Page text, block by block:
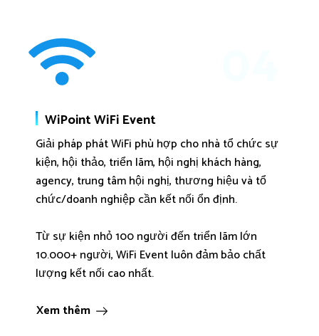
WiPoint WiFi Event
Giải pháp phát WiFi phù hợp cho nhà tổ chức sự
kiện, hội thảo, triển lãm, hội nghị khách hàng,
agency, trung tâm hội nghị, thương hiệu và tổ
chức/doanh nghiệp cần kết nối ổn định.
Từ sự kiện nhỏ 100 người đến triển lãm lớn
10.000+ người, WiFi Event luôn đảm bảo chất
lượng kết nối cao nhất.
Xem thêm